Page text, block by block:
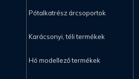
Pótalkatrész árcsoportok
Karácsonyi, téli termékek
Hó modellező termékek